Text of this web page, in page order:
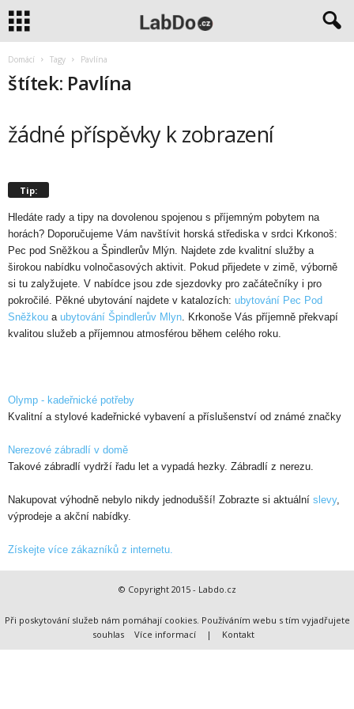
Domácí Tagy Pavlína
štítek: Pavlína
žádné příspěvky k zobrazení
Tip:
Hledáte rady a tipy na dovolenou spojenou s příjemným pobytem na
horách? Doporučujeme Vám navštívit horská střediska v srdci Krkonoš:
Pec pod Sněžkou a Špindlerův Mlýn. Najdete zde kvalitní služby a
širokou nabídku volnočasových aktivit. Pokud přijedete v zimě, výborně
si tu zalyžujete. V nabídce jsou zde sjezdovky pro začátečníky i pro
pokročilé. Pěkné ubytování najdete v katalozích: ubytování Pec Pod
Sněžkou a ubytování Špindlerův Mlyn . Krkonoše Vás příjemně překvapí
kvalitou služeb a příjemnou atmosférou během celého roku.
Olymp - kadeřnické potřeby
Kvalitní a stylové kadeřnické vybavení a příslušenství od známé značky
Nerezové zábradlí v domě
Takové zábradlí vydrží řadu let a vypadá hezky. Zábradlí z nerezu.
Nakupovat výhodně nebylo nikdy jednodušší! Zobrazte si aktuální slevy,
výprodeje a akční nabídky.
Získejte více zákazníků z internetu.
© Copyright 2015 - Labdo.cz
Při poskytování služeb nám pomáhají cookies. Používáním webu s tím vyjadřujete
souhlas
Více informací | Kontakt